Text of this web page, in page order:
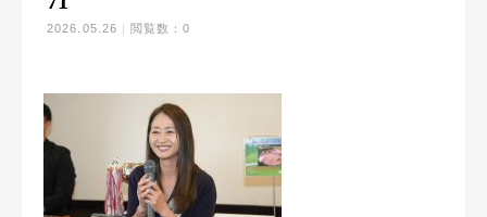
2026.05.26 閲覧数：0